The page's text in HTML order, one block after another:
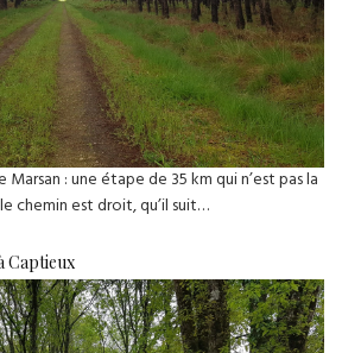
: une étape de 35 km qui n’est pas la
chemin est droit, qu’il suit…
Captieux